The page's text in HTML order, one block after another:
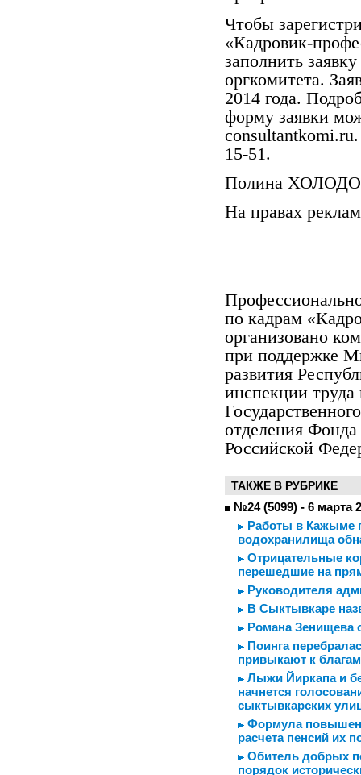
Чтобы
«Кадровик-
заполнить
оргкомитета.
2014 года.
форму заявки
15-51.
Полина
На правах
по кадрам
организовано
при поддержке
развития
инспекции
отделения Фонда
Российской
ТАКЖЕ В РУБРИКЕ
№24 (5099) - 6 марта
Работы в Кажыме
водохранилища
Отрицательные
перешедшие на
Руководителя
В Сыктывкаре
Романа Зенищева
Поинга
привыкают к
Лыжи Йиркапа и
начнется
сыктывкарских
Формула
расчета пенсий их
Обитель добрых
порядок